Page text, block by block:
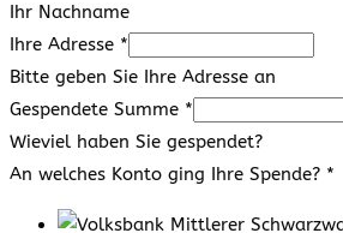
Ihr Nachname
Ihre Adresse *
Bitte geben Sie Ihre Adresse an
Gespendete Summe *
Wieviel haben Sie gespendet?
An welches Konto ging Ihre Spende? *